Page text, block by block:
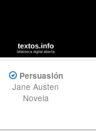
Persuasión
Jane Austen
Novela